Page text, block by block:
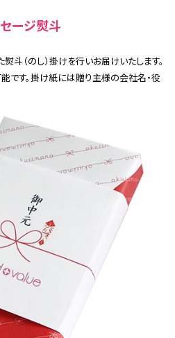
ージ熨斗
斗（のし）掛けを行いお届けいたします。
です。掛け紙には贈り主様の会社名・役